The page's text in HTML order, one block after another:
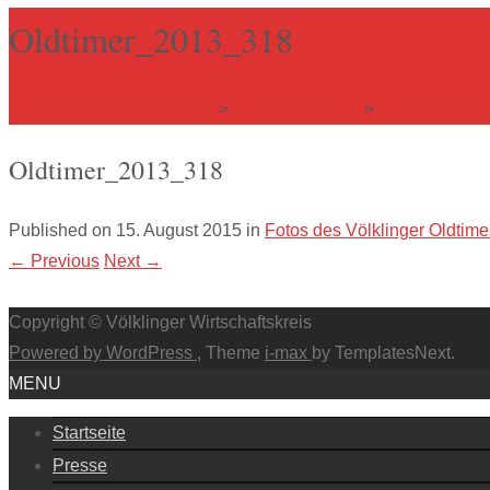
Oldtimer_2013_318
> >
Oldtimer_2013_318
Published on 15. August 2015 in Fotos des Völklinger
← Previous Next →
Copyright © Völklinger Wirtschaftskreis
Powered by WordPress , Theme i-max by TemplatesNext.
MENU
Startseite
Presse